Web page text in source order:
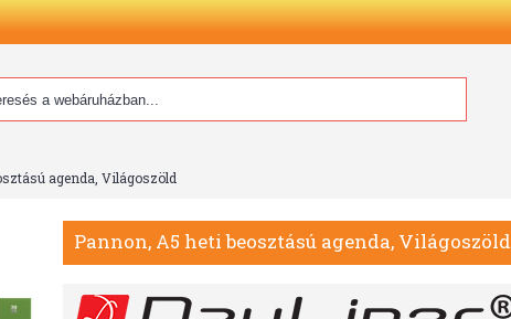
agenda, Világoszöld
Pannon, A5 heti beosztású agenda, Világoszöld